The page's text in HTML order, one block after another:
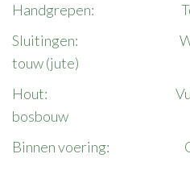
Handgrepen:
Sluitingen:
touw (jute)
Hout: Vuren uit
bosbouw
Binnen voering: